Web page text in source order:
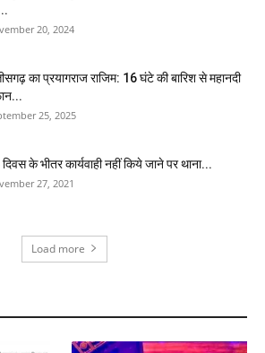
20, 2024
का प्रयागराज राजिम: 16 घंटे की बारिश से महानदी
25, 2025
के भीतर कार्यवाही नहीं किये जाने पर थाना...
27, 2021
Load more